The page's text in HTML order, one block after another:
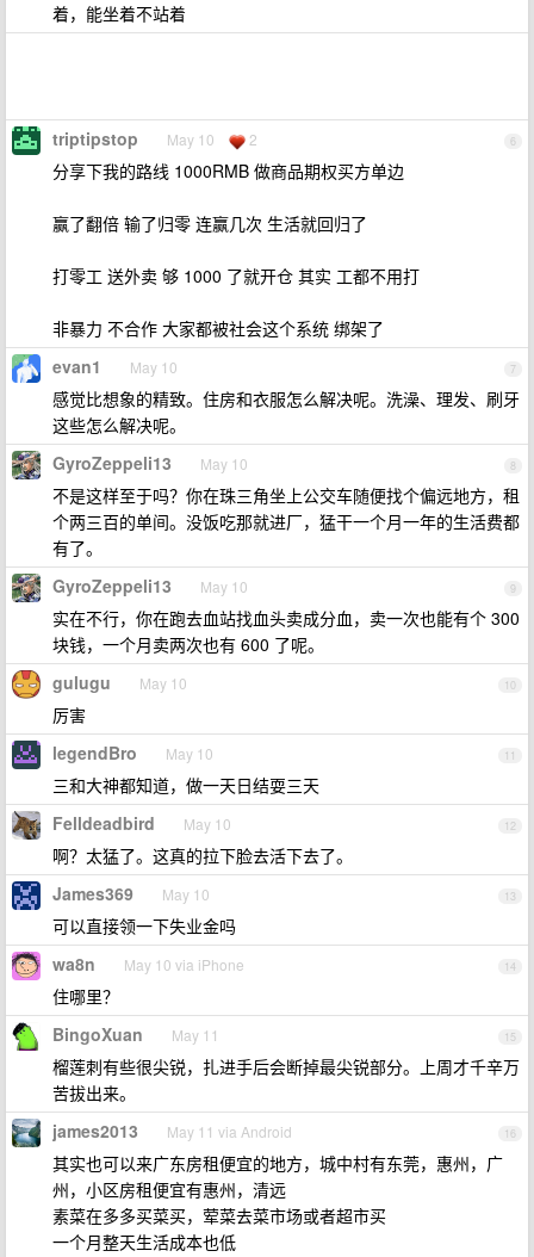
着，能坐着不站着
6
triptipstop May 10 2
分享下我的路线 1000RMB 做商品期权买方单边
赢了翻倍 输了归零 连赢几次 生活就回归了
打零工 送外卖 够 1000 了就开仓 其实 工都不用打
非暴力 不合作 大家都被社会这个系统 绑架了
7
evan1 May 10
感觉比想象的精致。住房和衣服怎么解决呢。洗澡、理发、刷牙
这些怎么解决呢。
8
GyroZeppeli13 May 10
不是这样至于吗？你在珠三角坐上公交车随便找个偏远地方，租
个两三百的单间。没饭吃那就进厂，猛干一个月一年的生活费都
有了。
9
GyroZeppeli13 May 10
实在不行，你在跑去血站找血头卖成分血，卖一次也能有个 300
块钱，一个月卖两次也有 600 了呢。
10
gulugu May 10
厉害
11
legendBro May 10
三和大神都知道，做一天日结耍三天
12
Felldeadbird May 10
啊？太猛了。这真的拉下脸去活下去了。
13
James369 May 10
可以直接领一下失业金吗
14
wa8n May 10 via iPhone
住哪里？
15
BingoXuan May 11
榴莲刺有些很尖锐，扎进手后会断掉最尖锐部分。上周才千辛万
苦拔出来。
16
james2013 May 11 via Android
其实也可以来广东房租便宜的地方，城中村有东莞，惠州，广
州，小区房租便宜有惠州，清远
素菜在多多买菜买，荤菜去菜市场或者超市买
一个月整天生活成本也低